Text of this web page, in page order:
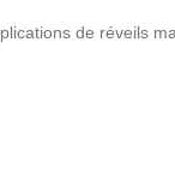
de réveils